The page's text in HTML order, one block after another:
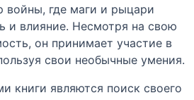
войны, где маги и рыцари
и влияние. Несмотря на свою
он принимает участие в
свои необычные умения.
книги являются поиск своего